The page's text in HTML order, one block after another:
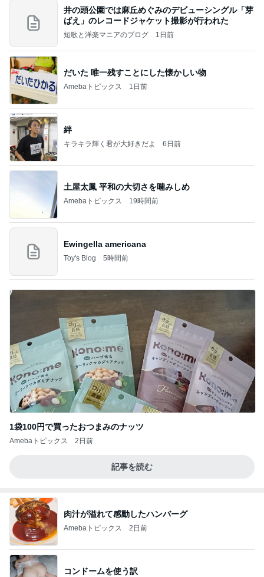
井の頭公園では麻丘めぐみのデビューシングル「芽
ばえ」のレコードジャケット撮影が行われた
短歌と洋楽マニアのブログ 1日前
だいた 唯一残すことにした懐かしい物
Amebaトピックス 1日前
絆
キラキラ輝く君が大好きだよ 6日前
土屋太鳳 平和の大切さを噛みしめ
Amebaトピックス 19時間前
Ewingella americana
Toy's Blog 5時間前
1袋100円で買ったおつまみのナッツ
Amebaトピックス 2日前
記事を読む
肉汁が溢れて感動したハンバーグ
Amebaトピックス 2日前
コンドームを使う訳